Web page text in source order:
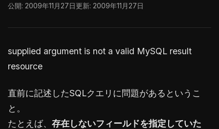
公開: 2009年11月27日更新: 2009年11月27日
supplied argument is not a valid MySQL result
resource
直前に記述したSQLクエリに問題があるというこ
と。
たとえば、 存在しないフィールドを指定していた